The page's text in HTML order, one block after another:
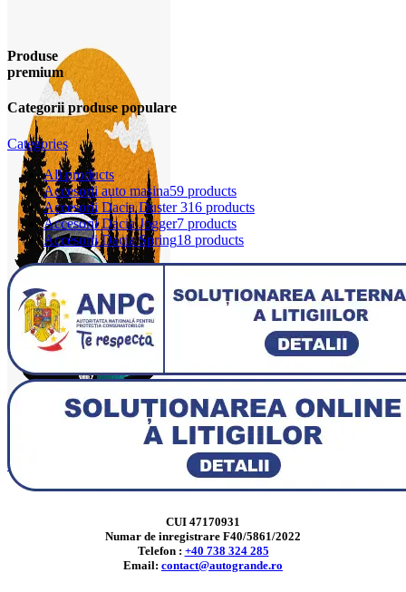
0
Produse
premium
Categorii produse populare
Categories
Allproducts
Accesorii auto masina59 products
Accesorii Dacia Duster 316 products
Accesorii Dacia Jogger7 products
Accesorii Dacia Spring18 products
CUI 47170931
Numar de inregistrare F40/5861/2022
Telefon : +40 738 324 285
Email: contact@autogrande.ro